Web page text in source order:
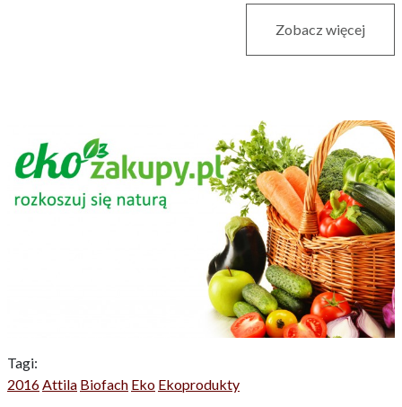
Zobacz więcej
Tagi:
2016 Attila Biofach Eko Ekoprodukty